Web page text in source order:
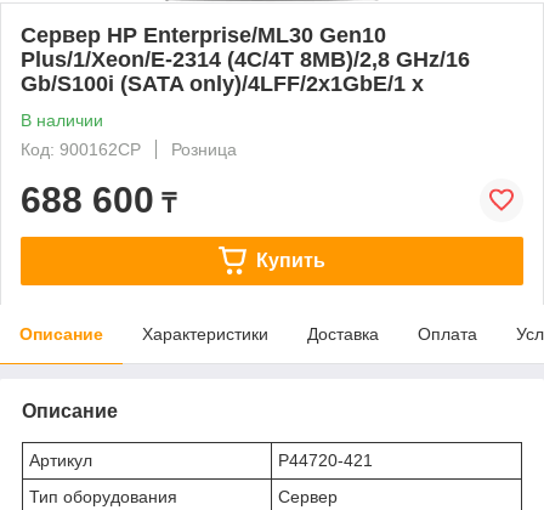
Сервер HP Enterprise/ML30 Gen10
Plus/1/Xeon/E-2314 (4C/4T 8MB)/2,8 GHz/16
Gb/S100i (SATA only)/4LFF/2х1GbE/1 x
В наличии
Код: 900162CP
Розница
688 600 ₸
Купить
Описание Характеристики Доставка Оплата
Описание
Артикул
P44720-421
Тип оборудования
Сервер